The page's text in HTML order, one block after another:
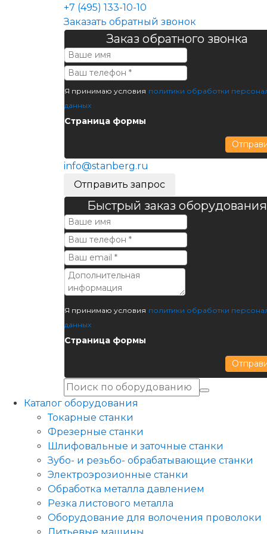
+7 (495) 133-10-10
Заказать обратный звонок
Заказ обратного звонка
Я принимаю условия политики обработки
данных
Страница формы
info@stanberg.ru
Отправить запрос
Быстрый заказ оборудования
Я принимаю условия политики обработки
данных
Страница формы
Каталог оборудования
Токарные станки
Фрезерные станки
Шлифовальные и заточные станки
Зубо- и резьбо- обрабатывающие станки
Электроэрозионные станки
Обработка металла давлением
Резка листового металла
Оборудование для волочения проволоки